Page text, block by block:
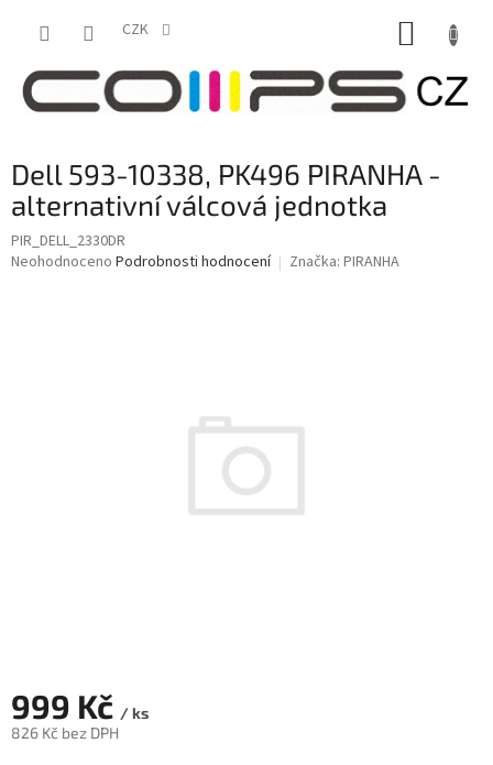
CZK
Dell 593-10338, PK496 PIRANHA -
alternativní válcová jednotka
PIR_DELL_2330DR
Průměrné
Neohodnoceno Podrobnosti hodnocení Značka: PIRANHA
999 Kč / ks
826 Kč bez DPH